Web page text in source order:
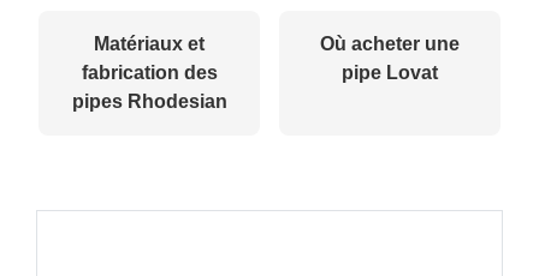
Matériaux et
fabrication des
pipes Rhodesian
Où acheter une
pipe Lovat